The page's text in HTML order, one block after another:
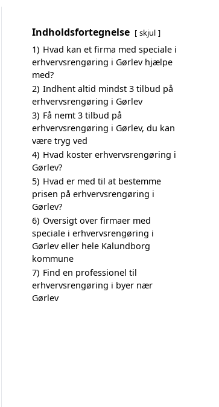
Indholdsfortegnelse skjul
1) Hvad kan et firma med speciale i
erhvervsrengøring i Gørlev hjælpe
med?
2) Indhent altid mindst 3 tilbud på
erhvervsrengøring i Gørlev
3) Få nemt 3 tilbud på
erhvervsrengøring i Gørlev, du kan
være tryg ved
4) Hvad koster erhvervsrengøring i
Gørlev?
5) Hvad er med til at bestemme
prisen på erhvervsrengøring i
Gørlev?
6) Oversigt over firmaer med
speciale i erhvervsrengøring i
Gørlev eller hele Kalundborg
kommune
7) Find en professionel til
erhvervsrengøring i byer nær
Gørlev